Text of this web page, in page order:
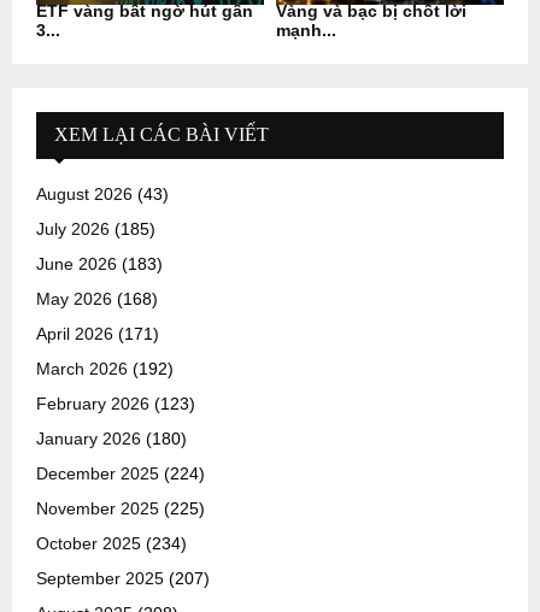
ETF vàng bất ngờ hút gần
3...
Vàng và bạc bị chốt lời
mạnh...
XEM LẠI CÁC BÀI VIẾT
August 2026 (43)
July 2026 (185)
June 2026 (183)
May 2026 (168)
April 2026 (171)
March 2026 (192)
February 2026 (123)
January 2026 (180)
December 2025 (224)
November 2025 (225)
October 2025 (234)
September 2025 (207)